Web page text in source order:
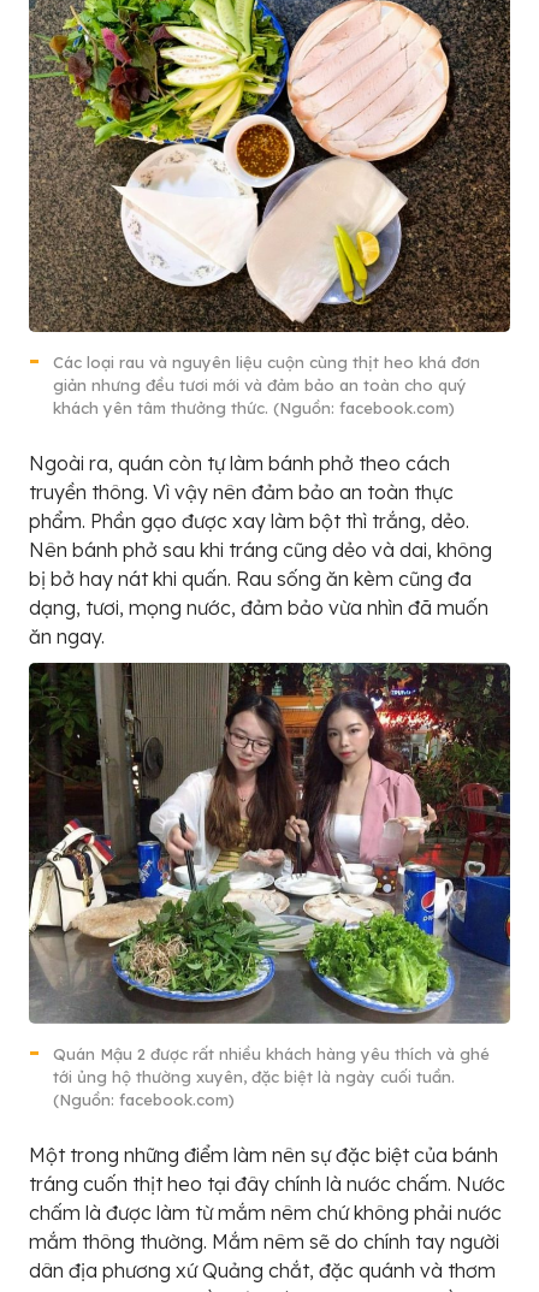
Các loại rau và nguyên liệu cuộn cùng thịt heo khá đơn
giản nhưng đều tươi mới và đảm bảo an toàn cho quý
khách yên tâm thưởng thức. (Nguồn: facebook.com)
Ngoài ra, quán còn tự làm bánh phở theo cách
truyền thông. Vì vậy nên đảm bảo an toàn thực
phẩm. Phần gạo được xay làm bột thì trắng, dẻo.
Nên bánh phở sau khi tráng cũng dẻo và dai, không
bị bở hay nát khi quấn. Rau sống ăn kèm cũng đa
dạng, tươi, mọng nước, đảm bảo vừa nhìn đã muốn
ăn ngay.
Quán Mậu 2 được rất nhiều khách hàng yêu thích và ghé
tới ủng hộ thường xuyên, đặc biệt là ngày cuối tuần.
(Nguồn: facebook.com)
Một trong những điểm làm nên sự đặc biệt của bánh
tráng cuốn thịt heo tại đây chính là nước chấm. Nước
chấm là được làm từ mắm nêm chứ không phải nước
mắm thông thường. Mắm nêm sẽ do chính tay người
dân địa phương xứ Quảng chắt, đặc quánh và thơm